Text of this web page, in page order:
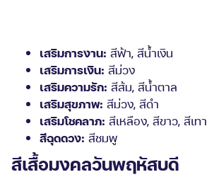
เสริมการงาน: สีฟ้า, สีน้ำเงิน
เสริมการเงิน: สีม่วง
เสริมความรัก: สีส้ม, สีน้ำตาล
เสริมสุขภาพ: สีม่วง, สีดำ
เสริมโชคลาภ: สีเหลือง, สีขาว, สีเทา
สีฉุดดวง: สีชมพู
สีเสื้อมงคลวันพฤหัสบดี